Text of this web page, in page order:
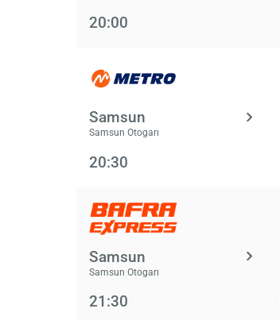
20:00
Samsun
Samsun Otogarı
20:30
Samsun
Samsun Otogarı
21:30